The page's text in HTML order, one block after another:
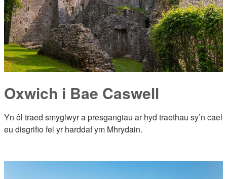
Oxwich i Bae Caswell
Yn ôl traed smyglwyr a presgangiau ar hyd traethau sy’n cael
eu disgrifio fel yr harddaf ym Mhrydain.